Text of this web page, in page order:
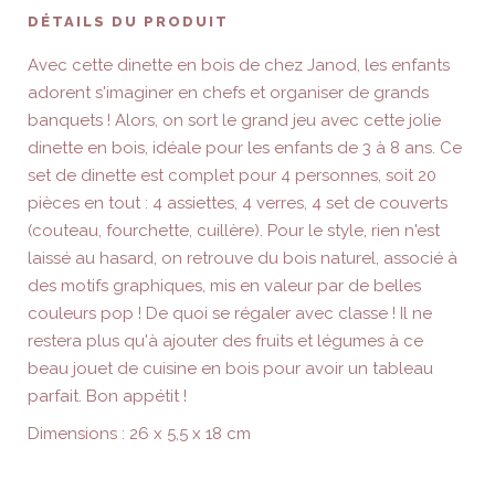
DÉTAILS DU PRODUIT
Avec cette dinette en bois de chez Janod, les enfants
adorent s'imaginer en chefs et organiser de grands
banquets ! Alors, on sort le grand jeu avec cette jolie
dinette en bois, idéale pour les enfants de 3 à 8 ans. Ce
set de dinette est complet pour 4 personnes, soit 20
pièces en tout : 4 assiettes, 4 verres, 4 set de couverts
(couteau, fourchette, cuillère). Pour le style, rien n'est
laissé au hasard, on retrouve du bois naturel, associé à
des motifs graphiques, mis en valeur par de belles
couleurs pop ! De quoi se régaler avec classe ! Il ne
restera plus qu'à ajouter des fruits et légumes à ce
beau jouet de cuisine en bois pour avoir un tableau
parfait. Bon appétit !
Dimensions : 26 x 5,5 x 18 cm